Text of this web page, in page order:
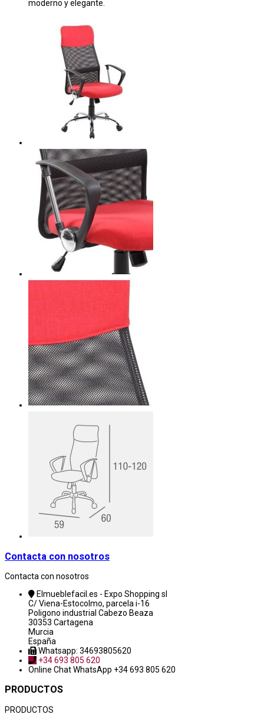
moderno y elegante.
Contacta con nosotros
Contacta con nosotros
Elmueblefacil.es - Expo Shopping sl
C/ Viena-Estocolmo, parcela i-16
Poligono industrial Cabezo Beaza
30353 Cartagena
Murcia
España
Whatsapp: 34693805620
+34 693 805 620
Online ChatWhatsApp +34 693 805 620
PRODUCTOS
PRODUCTOS